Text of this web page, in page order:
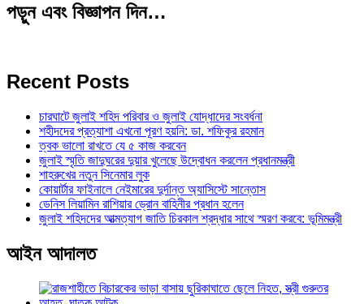
পড়ুন এবং বিজ্ঞাপন দিন…
Recent Posts
চারঘাটে জুলাই শহিদ পরিবার ও জুলাই যোদ্ধাদের সংবর্ধনা
শহীদদের প্রত্যাশা এখনো পূরণ হয়নি: ডা. শফিকুর রহমান
ত্বক ভালো রাখতে যে ৫ কাজ করবেন
জুলাই স্মৃতি জাদুঘরের দুয়ার খুলেছে উদ্বোধন করলেন প্রধানমন্ত্রী
শাহরুখের নতুন সিনেমার লুক
কোয়ার্টার ফাইনালে নেইমারের দুর্দান্ত অ্যাসিস্টে সান্তোস
ডেনিস লিয়ামিন রাশিয়ার ড্রোন বাহিনীর প্রধান হলেন
জুলাই শহিদদের আত্মত্যাগ জাতি চিরকাল শ্রদ্ধার সাথে স্মরণ করবে: ভূমিমন্ত্রী
আইন আদালত